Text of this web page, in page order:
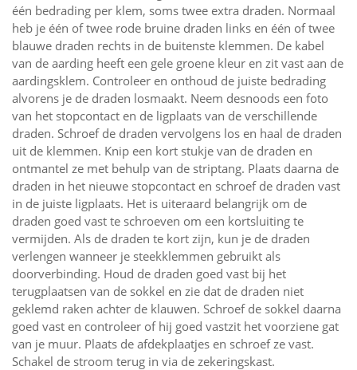
één bedrading per klem, soms twee extra draden. Normaal
heb je één of twee rode bruine draden links en één of twee
blauwe draden rechts in de buitenste klemmen. De kabel
van de aarding heeft een gele groene kleur en zit vast aan de
aardingsklem. Controleer en onthoud de juiste bedrading
alvorens je de draden losmaakt. Neem desnoods een foto
van het stopcontact en de ligplaats van de verschillende
draden. Schroef de draden vervolgens los en haal de draden
uit de klemmen. Knip een kort stukje van de draden en
ontmantel ze met behulp van de striptang. Plaats daarna de
draden in het nieuwe stopcontact en schroef de draden vast
in de juiste ligplaats. Het is uiteraard belangrijk om de
draden goed vast te schroeven om een kortsluiting te
vermijden. Als de draden te kort zijn, kun je de draden
verlengen wanneer je steekklemmen gebruikt als
doorverbinding. Houd de draden goed vast bij het
terugplaatsen van de sokkel en zie dat de draden niet
geklemd raken achter de klauwen. Schroef de sokkel daarna
goed vast en controleer of hij goed vastzit het voorziene gat
van je muur. Plaats de afdekplaatjes en schroef ze vast.
Schakel de stroom terug in via de zekeringskast.